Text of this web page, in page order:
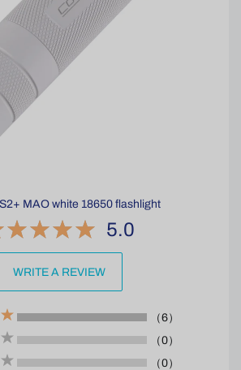
MAO white 18650 flashlight
5.0
WRITE A REVIEW
（6）
（0）
（0）